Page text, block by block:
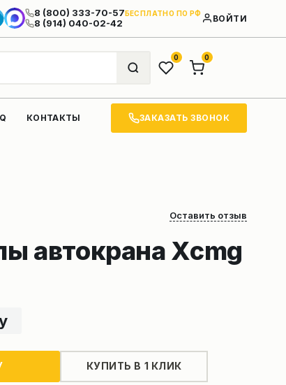
8 (800) 333-70-57БЕСПЛАТНО ПО РФ
8 (914) 040-02-42 ВОЙТИ
0 0
КОНТАКТЫ ЗАКАЗАТЬ ЗВОНОК
Оставить отзыв
автокрана Xcmg
КУПИТЬ В 1 КЛИК